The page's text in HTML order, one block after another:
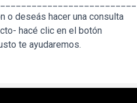
o deseás hacer una consulta
hacé clic en el botón
te ayudaremos.